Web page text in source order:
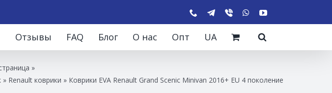
Отзывы FAQ Блог О нас Опт UA
»
» Renault коврики » Коврики EVA Renault Grand Scenic Minivan 2016+ EU 4 поколение